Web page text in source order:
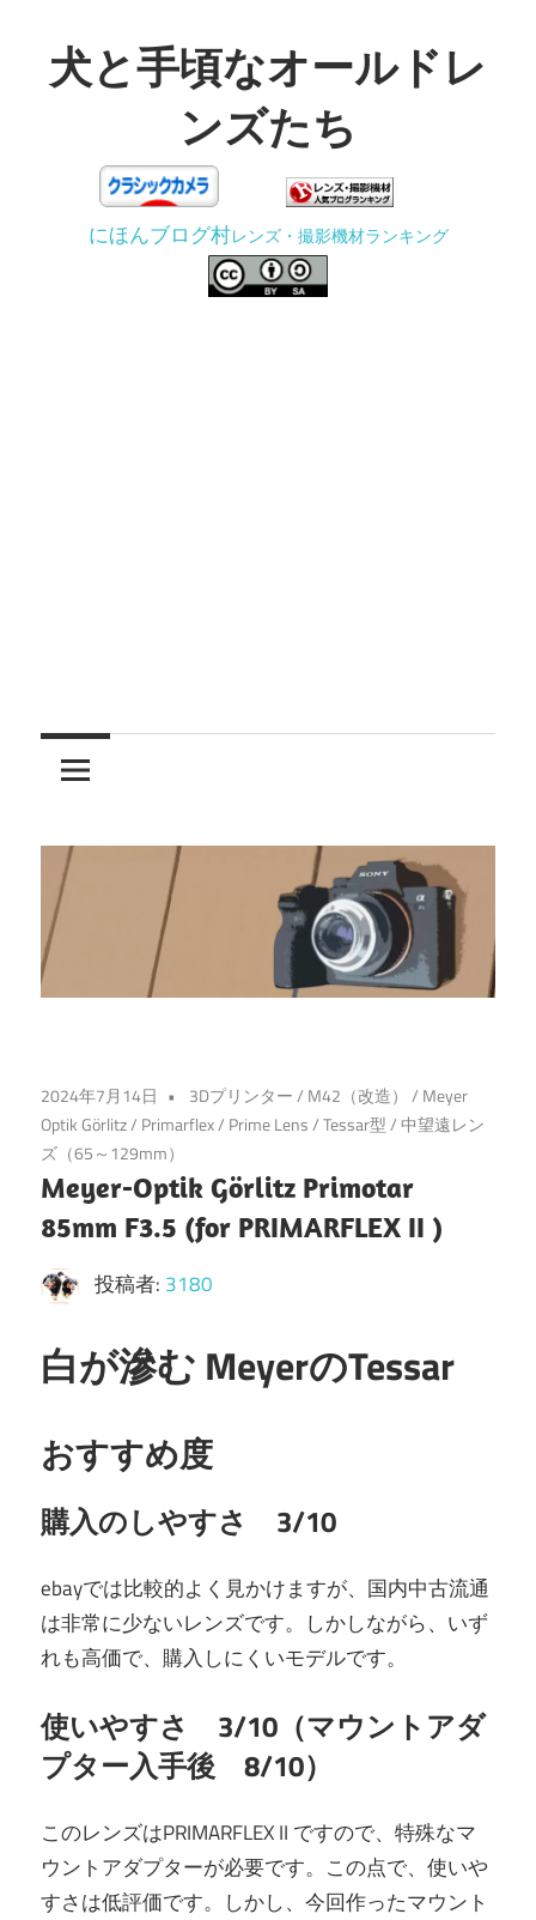
テ犬と手頃なオールドレ
ンズたち
う
にほんブログ村レンズ・撮影機材ランキング
2024年7月14日 3Dプリンター/ M42（改造） / Meyer
Optik Görlitz/ Primarflex/ Prime Lens/Tessar型/中望遠レン
ズ（65～129mm）
Meyer-Optik Görlitz Primotar
85mm F3.5 (for PRIMARFLEX II )
投稿者: 3180
白が滲む MeyerのTessar
おすすめ度
購入のしやすさ 3/10
ebayでは比較的よく見かけますが、国内中古流通
は非常に少ないレンズです。しかしながら、いず
れも高価で、購入しにくいモデルです。
使いやすさ 3/10（マウントアダ
プター入手後 8/10）
このレンズはPRIMARFLEX II ですので、特殊なマ
ウントアダプターが必要です。この点で、使いや
すさは低評価です。しかし、今回作ったマウント